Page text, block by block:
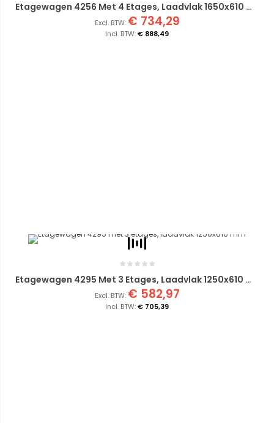
Etagewagen 4256 Met 4 Etages, Laadvlak 1650x610 Mm
€ 888,49
€ 734,29
Etagewagen 4295 Met 3 Etages, Laadvlak 1250x610 Mm
€ 705,39
€ 582,97